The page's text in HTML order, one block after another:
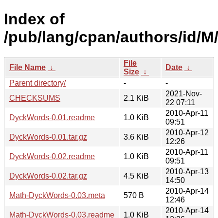
Index of
/pub/lang/cpan/authors/id/
File Name ↓
File
Size ↓
Date ↓
Parent directory/
-
-
CHECKSUMS
2.1 KiB
2021-Nov-
22 07:11
DyckWords-0.01.readme
1.0 KiB
2010-Apr-11
09:51
DyckWords-0.01.tar.gz
3.6 KiB
2010-Apr-12
12:26
DyckWords-0.02.readme
1.0 KiB
2010-Apr-11
09:51
DyckWords-0.02.tar.gz
4.5 KiB
2010-Apr-13
14:50
Math-DyckWords-0.03.meta
570 B
2010-Apr-14
12:46
Math-DyckWords-0.03.readme
1.0 KiB
2010-Apr-14